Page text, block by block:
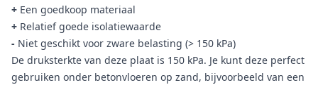
+ Een goedkoop materiaal
+ Relatief goede isolatiewaarde
- Niet geschikt voor zware belasting (> 150 kPa)
De druksterkte van deze plaat is 150 kPa. Je kunt deze perfect
gebruiken onder betonvloeren op zand, bijvoorbeeld van een